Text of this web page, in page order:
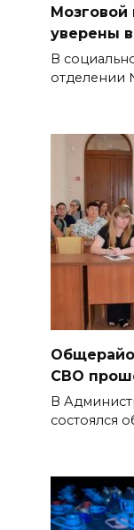
уверены
В
отделении
СВО
В
состоялся